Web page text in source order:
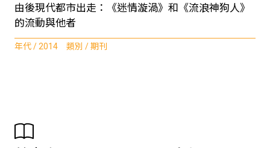
由後現代都市出走：《迷情漩渦》和《流浪神狗人》
的流動與他者
年代 / 2014 類別 / 期刊